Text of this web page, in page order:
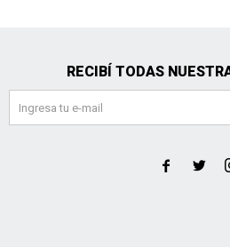
RECIBÍ TODAS
 